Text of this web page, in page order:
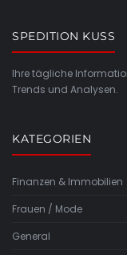
SPEDITION KUSS
Ihre tägliche
Trends und Analysen.
KATEGORIEN
Finanzen & Immobilien
Frauen / Mode
General